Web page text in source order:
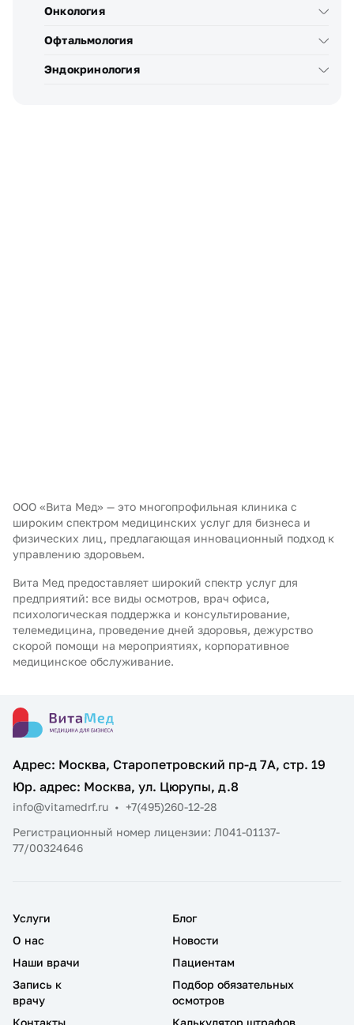
Онкология
Офтальмология
Эндокринология
ООО «Вита Мед» — это многопрофильная клиника с
широким спектром медицинских услуг для бизнеса и
физических лиц, предлагающая инновационный подход к
управлению здоровьем.
Вита Мед предоставляет широкий спектр услуг для
предприятий: все виды осмотров, врач офиса,
психологическая поддержка и консультирование,
телемедицина, проведение дней здоровья, дежурство
скорой помощи на мероприятиях, корпоративное
медицинское обслуживание.
Адрес: Москва, Старопетровский пр-д 7А, стр. 19
Юр. адрес: Москва, ул. Цюрупы, д.8
info@vitamedrf.ru • +7(495)260-12-28
Регистрационный номер лицензии: Л041-01137-
77/00324646
Услуги
О нас
Наши врачи
Запись к
врачу
Контакты
Блог
Новости
Пациентам
Подбор обязательных
осмотров
Калькулятор штрафов